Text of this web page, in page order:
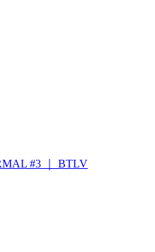
#3 ｜ BTLV